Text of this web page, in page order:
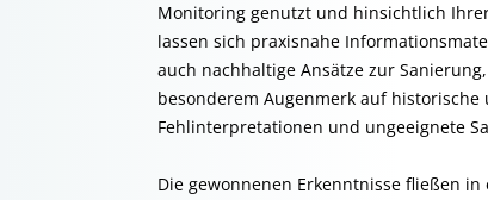
Monitoring genutzt und hinsichtlich
lassen sich praxisnahe
auch nachhaltige Ansätze zur
besonderem Augenmerk auf
Fehlinterpretationen und ungeeignete
Die gewonnenen Erkenntnisse fließen